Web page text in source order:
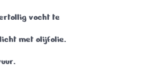
vocht te
met olijfolie.